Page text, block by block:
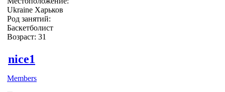
Ukraine Харьков
Род занятий:
Баскетболист
Возраст: 31
nice1
Members